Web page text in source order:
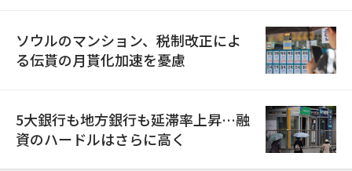
ソウルのマンション、税制改正によ
る伝貰の月貰化加速を憂慮
5大銀行も地方銀行も延滞率上昇…融
資のハードルはさらに高く